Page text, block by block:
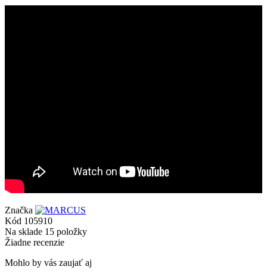
Značka
Kód 105910
Na sklade 15 položky
Žiadne recenzie
Mohlo by vás zaujať aj